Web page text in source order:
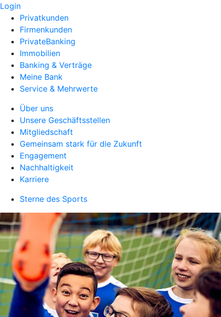
Login
Privatkunden
Firmenkunden
PrivateBanking
Immobilien
Banking & Verträge
Meine Bank
Service & Mehrwerte
Über uns
Unsere Geschäftsstellen
Mitgliedschaft
Gemeinsam stark für die Zukunft
Engagement
Nachhaltigkeit
Karriere
Sterne des Sports